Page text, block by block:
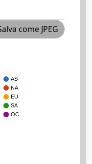
come JPEG
AS
NA
EU
SA
OC